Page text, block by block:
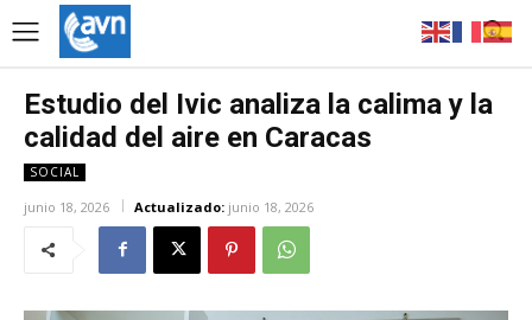
Estudio del Ivic analiza la calima y la
calidad del aire en Caracas
SOCIAL
junio 18, 2026 Actualizado: junio 18, 2026